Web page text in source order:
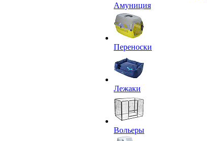
Амуниция
Переноски
Лежаки
Вольеры